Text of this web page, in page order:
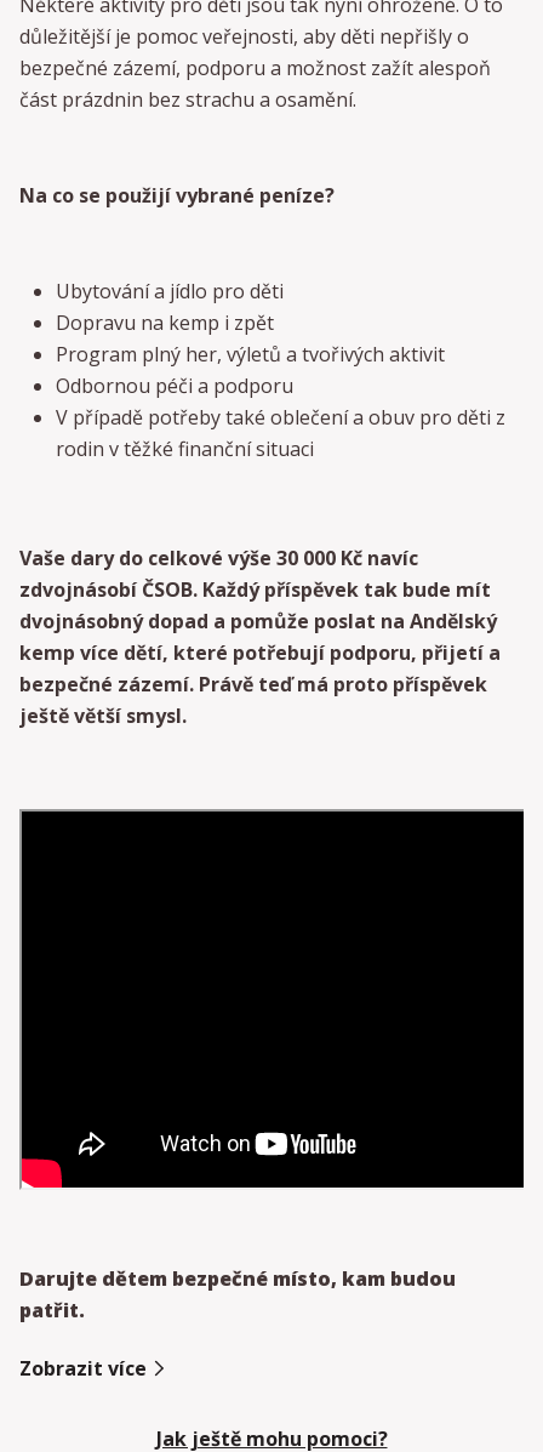
důležitější je pomoc veřejnosti, aby děti nepřišly o
bezpečné zázemí, podporu a možnost zažít alespoň
část prázdnin bez strachu a osamění.
Na co se použijí vybrané peníze?
Ubytování a jídlo pro děti
Dopravu na kemp i zpět
Program plný her, výletů a tvořivých aktivit
Odbornou péči a podporu
V případě potřeby také oblečení a obuv pro děti z
rodin v těžké finanční situaci
Vaše dary do celkové výše 30 000 Kč navíc
zdvojnásobí ČSOB. Každý příspěvek tak bude mít
dvojnásobný dopad a pomůže poslat na Andělský
kemp více dětí, které potřebují podporu, přijetí a
bezpečné zázemí. Právě teď má proto příspěvek
ještě větší smysl.
Darujte dětem bezpečné místo, kam budou
patřit.
Zobrazit více
Jak ještě mohu pomoci?